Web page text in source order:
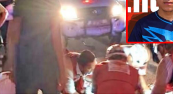
C., la@FGR_SV
el protocolo de
búsqueda, en
coordinación
@PNCSV.